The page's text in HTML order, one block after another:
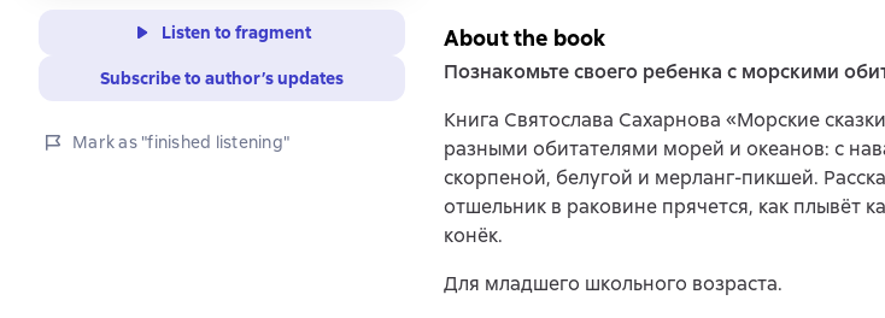
Listen to fragment
Subscribe to author’s updates
Mark as "finished listening"
About the book
Познакомьте своего ребенка с морскими
Книга Святослава Сахарнова «Морские
разными обитателями морей и океанов: с
скорпеной, белугой и мерланг-пикшей.
отшельник в раковине прячется, как плывёт
конёк.
Для младшего школьного возраста.